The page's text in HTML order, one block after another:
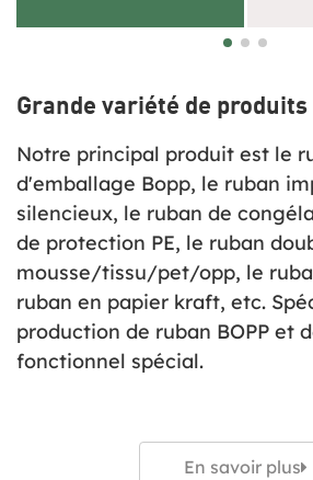
Grande variété de produits
Notre principal produit est le
d'emballage Bopp, le ruban
silencieux, le ruban de
de protection PE, le ruban
mousse/tissu/pet/opp, le
ruban en papier kraft, etc.
production de ruban BOPP et
fonctionnel spécial.
En savoir plus